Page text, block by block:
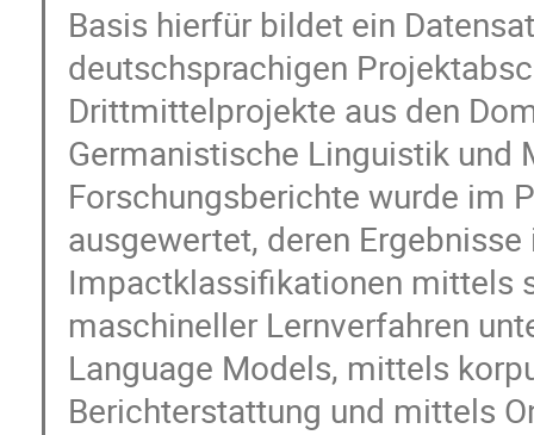
Basis hierfür bildet ein
deutschsprachigen
Drittmittelprojekte aus den
Germanistische Linguistik und
Forschungsberichte wurde im
ausgewertet, deren
Impactklassifikationen mittels
maschineller Lernverfahren
Language Models, mittels
Berichterstattung und mittels